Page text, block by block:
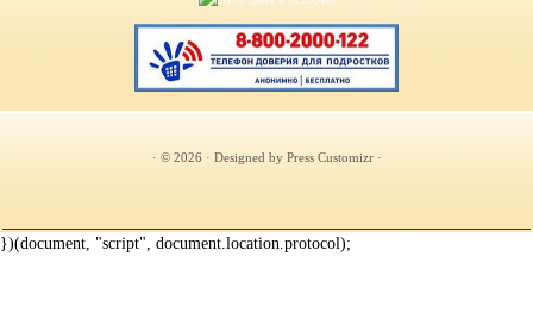
· © 2026 · Designed by Press Customizr·
})(document, "script", document.location.protocol);